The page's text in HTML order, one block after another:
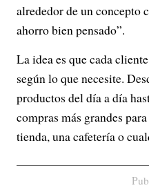
alrededor de un concepto
ahorro bien pensado”.
La idea es que cada
según lo que necesite.
productos del día a día
compras más grandes
tienda, una cafetería o